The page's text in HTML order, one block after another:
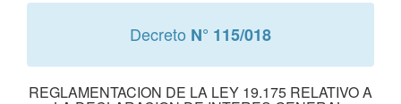
Decreto N° 115/018
REGLAMENTACION DE LA LEY 19.175 RELATIVO A